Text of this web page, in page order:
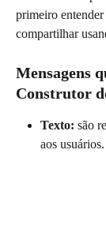
primeiro
compartilhar
Mensagens
Construtor
Texto: são
aos usuários.